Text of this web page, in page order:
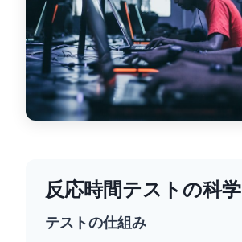
反応時間テストの科学
テストの仕組み